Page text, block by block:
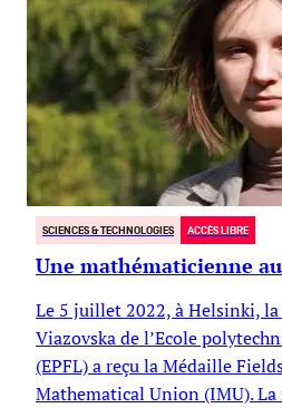
SCIENCES & TECHNOLOGIES ACCÈS LIBRE
Une mathématicienne
Le 5 juillet 2022, à Helsinki, la
Viazovska de l’Ecole
(EPFL) a reçu la Médaille
Mathematical Union (IMU).